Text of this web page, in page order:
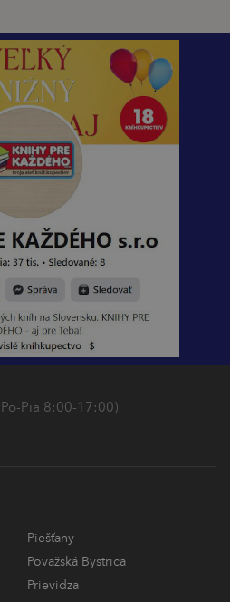
Pia 8:00-17:00)
Piešťany
Považská Bystrica
Prievidza